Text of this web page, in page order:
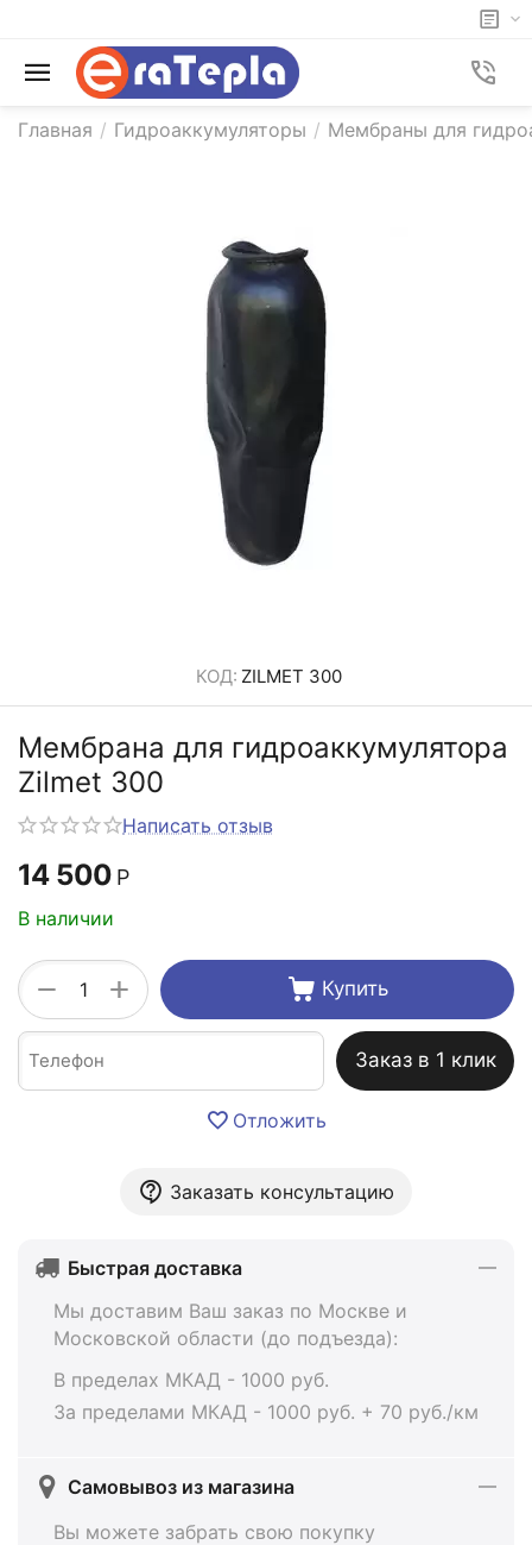
Главная / Гидроаккумуляторы / Мембраны для
КОД: ZILMET 300
Мембрана для гидроаккумулятора
Zilmet 300
Написать отзыв
14 500 Р
В наличии
+
− Купить
Заказ в 1 клик
Отложить
Заказать консультацию
Быстрая доставка
Мы доставим Ваш заказ по Москве и
Московской области (до подъезда):
В пределах МКАД - 1000 руб.
За пределами МКАД - 1000 руб. + 70 руб./км
Самовывоз из магазина
Вы можете забрать свою покупку